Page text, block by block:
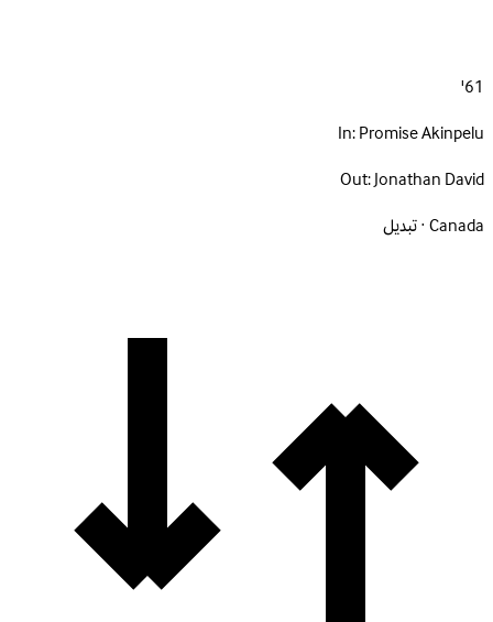
61'
In:Promise Akinpelu
Out:Jonathan David
Canada · تبديل